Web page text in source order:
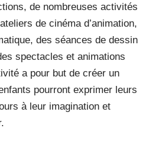
de nombreuses activités
de cinéma d’animation,
des séances de dessin
spectacles et animations
a pour but de créer un
pourront exprimer leurs
à leur imagination et